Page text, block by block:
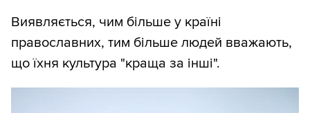
Виявляється, чим більше у країні
православних, тим більше людей вважають,
що їхня культура "краща за інші".